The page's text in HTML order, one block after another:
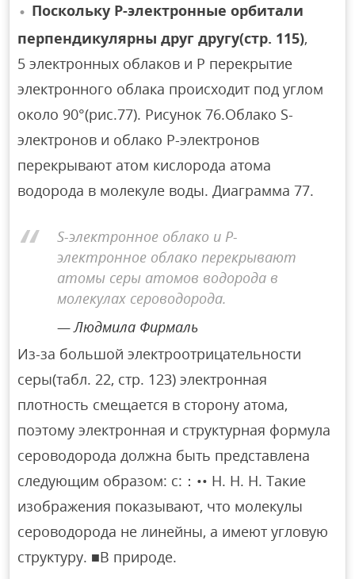
Поскольку Р-электронные орбитали
перпендикулярны друг другу(стр. 115),
5 электронных облаков и Р перекрытие
электронного облака происходит под углом
около 90°(рис.77). Рисунок 76.Облако S-
электронов и облако P-электронов
перекрывают атом кислорода атома
водорода в молекуле воды. Диаграмма 77.
S-электронное облако и P-
электронное облако перекрывают
атомы серы атомов водорода в
молекулах сероводорода.
Людмила Фирмаль
Из-за большой электроотрицательности
серы(табл. 22, стр. 123) электронная
плотность смещается в сторону атома,
поэтому электронная и структурная формула
сероводорода должна быть представлена
следующим образом: с:：•• Н. Н. Н. Такие
изображения показывают, что молекулы
сероводорода не линейны, а имеют угловую
структуру. ■В природе.